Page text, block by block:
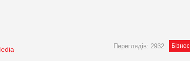
Переглядів: 2932 Бізнес